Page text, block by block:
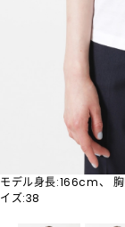
モデル身長:166cm、
イズ:38